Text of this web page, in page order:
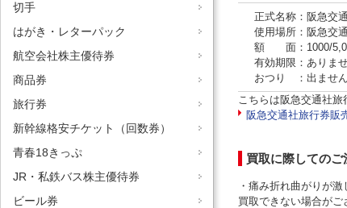
切手
はがき・レターパック
航空会社株主優待券
商品券
旅行券
新幹線格安チケット（回数券）
青春18きっぷ
JR・私鉄バス株主優待券
ビール券
正式名称：阪急交
使用場所：阪急交
額 面：1000/
有効期限：ありま
おつり ：出ません
こちらは阪急交通社旅
阪急交通社旅行券販
買取に際してのご
・痛み折れ曲がりが
買取できない場合が